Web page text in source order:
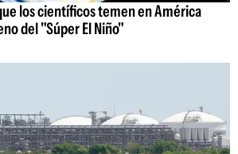
los científicos temen en América
del "Súper El Niño"